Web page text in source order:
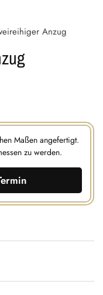
Anzug
Maßen angefertigt.
zu werden.